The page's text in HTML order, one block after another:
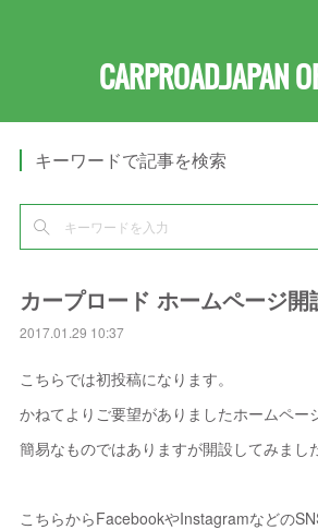
CARPROAD.JAPAN
キーワードで記事を検索
カープロード ホームページ開
2017.01.29 10:37
こちらでは初投稿になります。
かねてよりご要望がありましたホームペー
簡易なものではありますが開設してみまし
こちらからFacebookやInstagramなどの